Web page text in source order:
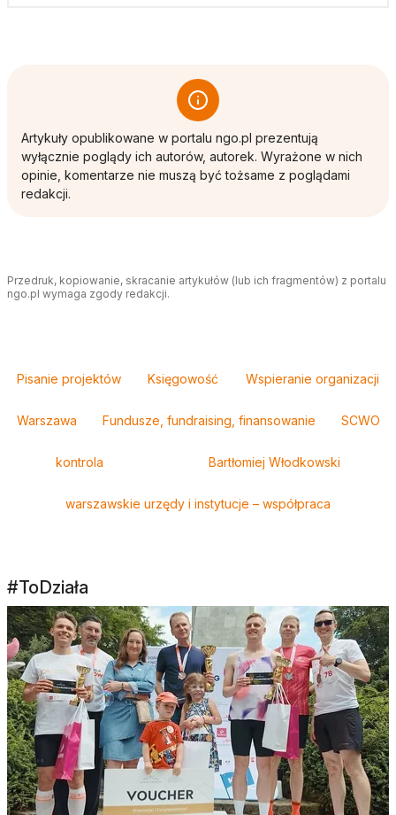
Artykuły opublikowane w portalu ngo.pl prezentują
wyłącznie poglądy ich autorów, autorek. Wyrażone w nich
opinie, komentarze nie muszą być tożsame z poglądami
redakcji.
Przedruk, kopiowanie, skracanie artykułów (lub ich fragmentów) z portalu
ngo.pl wymaga zgody redakcji.
Pisanie projektów Księgowość Wspieranie organizacji
Warszawa Fundusze, fundraising, finansowanie SCWO
kontrola Bartłomiej Włodkowski
warszawskie urzędy i instytucje – współpraca
#ToDziała